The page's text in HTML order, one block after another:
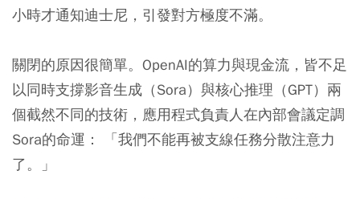
小時才通知迪士尼，引發對方極度不滿。
關閉的原因很簡單。OpenAI的算力與現金流，皆不足
以同時支撐影音生成（Sora）與核心推理（GPT）兩
個截然不同的技術，應用程式負責人在內部會議定調
Sora的命運： 「我們不能再被支線任務分散注意力
了。」